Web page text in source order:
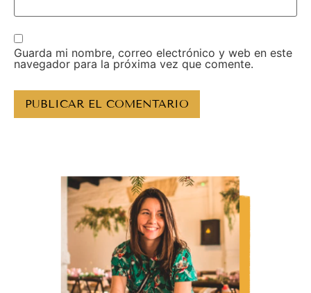
Guarda mi nombre, correo electrónico y web en este
navegador para la próxima vez que comente.